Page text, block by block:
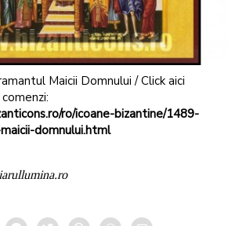
Maicii Domnului / Click aici
ro/icoane-bizantine/1489-
domnului.html